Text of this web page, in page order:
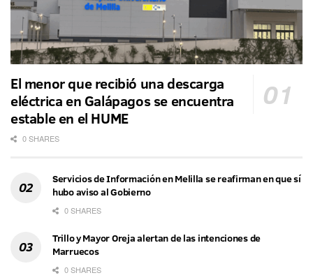
El menor que recibió una descarga
eléctrica en Galápagos se encuentra
estable en el HUME
0 SHARES
Servicios de Información en Melilla se reafirman en que sí
hubo aviso al Gobierno
0 SHARES
Trillo y Mayor Oreja alertan de las intenciones de
Marruecos
0 SHARES